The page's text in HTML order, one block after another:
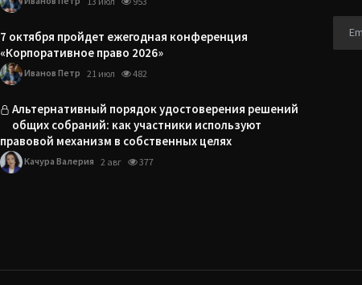
7 октября пройдет ежегодная конференция
«Корпоративное право 2026»
Иванов Петр 21 июл 482
Альтернативный порядок удостоверения решений
общих собраний: как участники используют
правовой механизм в собственных целях
Качура Валерия 2 авг 377